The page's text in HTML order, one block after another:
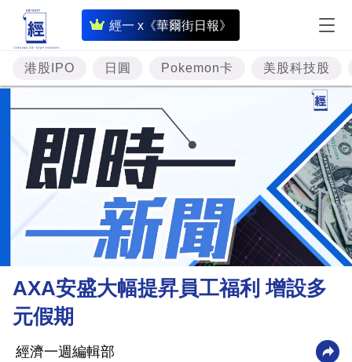
經一 x《華爾街日報》
即
時
財
經
專
題
投
資
樓
市
財
業
港股IPO 日圓 Pokemon卡 美股科技股
AXA安盛大幅提昇員工福利 增設多
元假期
經濟一週編輯部